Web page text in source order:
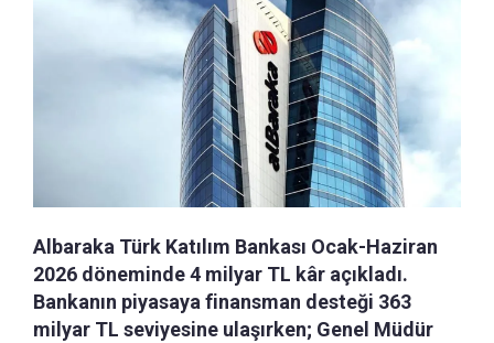
Albaraka Türk Katılım Bankası Ocak-Haziran
2026 döneminde 4 milyar TL kâr açıkladı.
Bankanın piyasaya finansman desteği 363
milyar TL seviyesine ulaşırken; Genel Müdür